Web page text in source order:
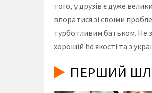
того, у друзів є дуже
впоратися зі своїми
турботливим батьком. Не
хорошій hd якості та з
ПЕРШИЙ